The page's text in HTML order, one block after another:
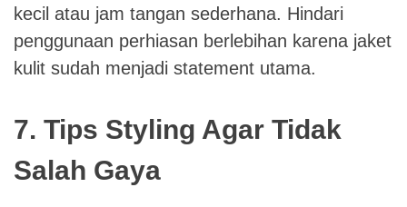
kecil atau jam tangan sederhana. Hindari
penggunaan perhiasan berlebihan karena jaket
kulit sudah menjadi statement utama.
7. Tips Styling Agar Tidak
Salah Gaya